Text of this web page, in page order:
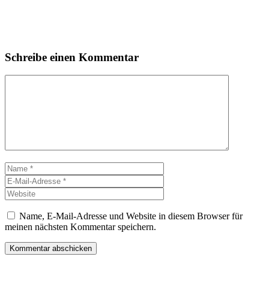
Schreibe einen Kommentar
Name
Mail-
Adresse
Name, E-Mail-Adresse und Website in diesem Browser für
meinen nächsten Kommentar speichern.